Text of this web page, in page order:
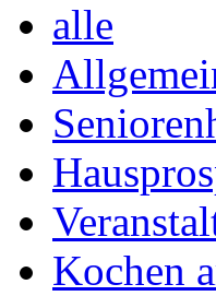
alle
Kochen